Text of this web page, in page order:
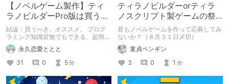
【ノベルゲーム製作】ティ
ラノビルダーPro版は買うべ
きか？って話
結論：買うべき。オススメ。 プログ
ラミング知識皆無でもできる、超簡単
ノベルゲーム製作ツール、ティラノビ
ルダーPro版について軽く解説させて
ください
永久恋愛ととと
31
0 5分
ティラノビルダーorティラ
ノスクリプト製ゲームの祭
典『ティラノゲームフェス
2019』作品募集中！
君もノベルゲームを作って応募してみ
ないか？（８月３１日〆切）
童貞ペンギン
3
0 1 分